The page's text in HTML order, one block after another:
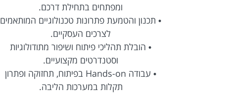
ומפתחים בתחילת דרכם.
• תכנון והטמעת פתרונות טכנולוגיים המותאמים
לצרכים העסקיים.
• הובלת תהליכי פיתוח ושיפור מתודולוגיות
וסטנדרטים מקצועיים.
• עבודה Hands-on בפיתוח, תחזוקה ופתרון
תקלות במערכות הליבה.